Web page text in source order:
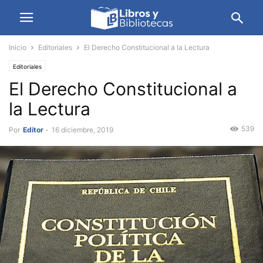
Inicio Editoriales El Derecho Constitucional a la Lectura
Editoriales
El Derecho Constitucional a
la Lectura
Por Editor - 16 diciembre, 2019 539